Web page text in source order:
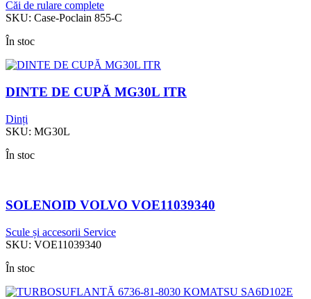
Căi de rulare complete
SKU: Case-Poclain 855-C
În stoc
DINTE DE CUPĂ MG30L ITR
Dinți
SKU: MG30L
În stoc
SOLENOID VOLVO VOE11039340
Scule și accesorii Service
SKU: VOE11039340
În stoc